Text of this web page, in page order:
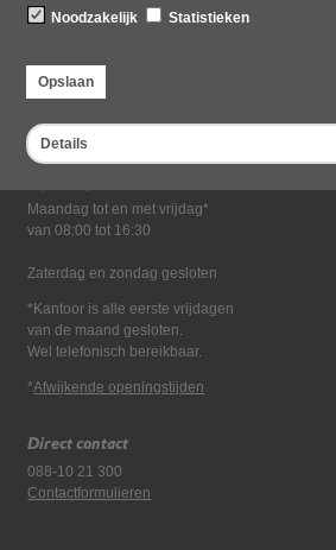
Noodzakelijk
Statistieken
Opslaan
Details
Dampten 2, 1624 NR Hoorn
Postadres
Postbus 2095, 1620 EB Hoorn
Maandag tot en met vrijdag*
van 08:00 tot 16:30
Zaterdag en zondag gesloten
*Kantoor is alle eerste vrijdagen
van de maand gesloten.
Wel telefonisch bereikbaar.
*Afwijkende openingstijden
Direct contact
088-10 21 300
Contactformulieren